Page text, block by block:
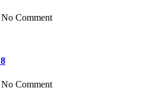
No Comment
No Comment